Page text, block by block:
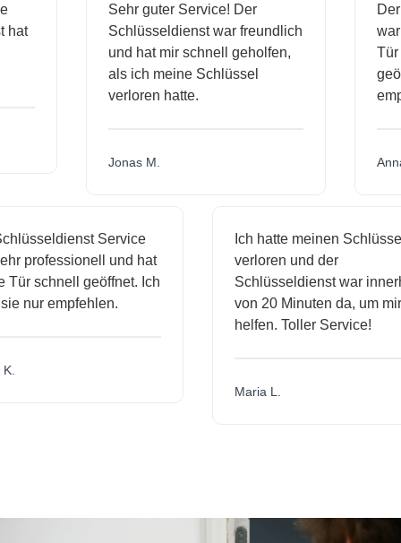
hat
Sehr guter Service! Der
Schlüsseldienst war freundlich
und hat mir schnell geholfen,
als ich meine Schlüssel
verloren hatte.
Jonas M.
Service
professionell und hat
schnell geöffnet. Ich
nur empfehlen.
Ich hatte meinen Schlüssel
verloren und der
Schlüsseldienst war
von 20 Minuten da, um mir
helfen. Toller Service!
Maria L.